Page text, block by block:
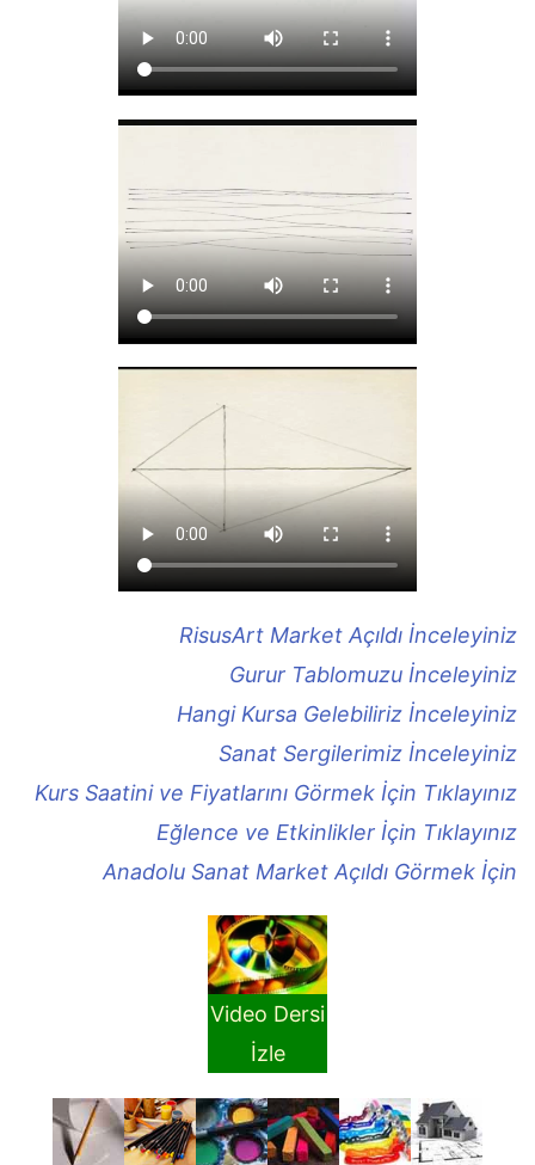
RisusArt Market Açıldı İnceleyiniz
Gurur Tablomuzu İnceleyiniz
Hangi Kursa Gelebiliriz İnceleyiniz
Sanat Sergilerimiz İnceleyiniz
Kurs Saatini ve Fiyatlarını Görmek İçin Tıklayınız
Eğlence ve Etkinlikler İçin Tıklayınız
Anadolu Sanat Market Açıldı Görmek İçin
Video Dersi
İzle